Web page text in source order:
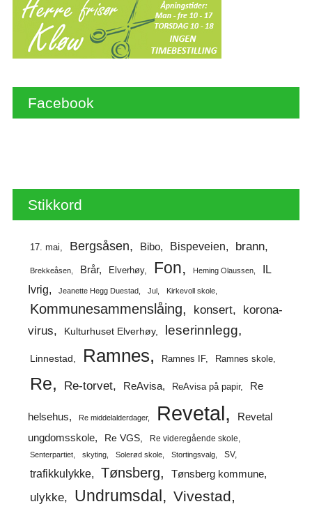
Facebook
Stikkord
17. mai Bergsåsen Bibo Bispeveien brann
Brekkeåsen Brår Elverhøy Fon Heming Olaussen
IL
Ivrig
Jeanette Hegg Duestad Jul Kirkevoll skole
Kommunesammenslåing konsert
korona-
virus
Kulturhuset Elverhøy leserinnlegg
Linnestad Ramnes Ramnes IF Ramnes skole
Re Re-torvet ReAvisa ReAvisa på papir Re
helsehus Re middelalderdager Revetal
Revetal
ungdomsskole
Re VGS Re videregående skole
Senterpartiet skyting Solerød skole Stortingsvalg SV
trafikkulykke Tønsberg Tønsberg kommune
ulykke Undrumsdal Vivestad